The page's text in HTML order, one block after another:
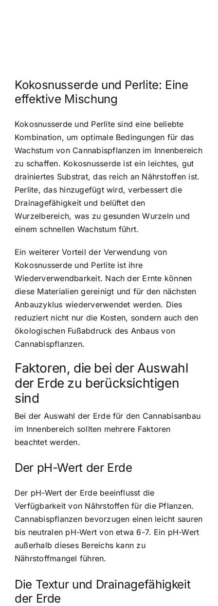
Kokosnusserde und Perlite: Eine
effektive Mischung
Kokosnusserde und Perlite sind eine beliebte
Kombination, um optimale Bedingungen für das
Wachstum von Cannabispflanzen im Innenbereich
zu schaffen. Kokosnusserde ist ein leichtes, gut
drainiertes Substrat, das reich an Nährstoffen ist.
Perlite, das hinzugefügt wird, verbessert die
Drainagefähigkeit und belüftet den
Wurzelbereich, was zu gesunden Wurzeln und
einem schnellen Wachstum führt.
Ein weiterer Vorteil der Verwendung von
Kokosnusserde und Perlite ist ihre
Wiederverwendbarkeit. Nach der Ernte können
diese Materialien gereinigt und für den nächsten
Anbauzyklus wiederverwendet werden. Dies
reduziert nicht nur die Kosten, sondern auch den
ökologischen Fußabdruck des Anbaus von
Cannabispflanzen.
Faktoren, die bei der Auswahl
der Erde zu berücksichtigen
sind
Bei der Auswahl der Erde für den Cannabisanbau
im Innenbereich sollten mehrere Faktoren
beachtet werden.
Der pH-Wert der Erde
Der pH-Wert der Erde beeinflusst die
Verfügbarkeit von Nährstoffen für die Pflanzen.
Cannabispflanzen bevorzugen einen leicht sauren
bis neutralen pH-Wert von etwa 6-7. Ein pH-Wert
außerhalb dieses Bereichs kann zu
Nährstoffmangel führen.
Die Textur und Drainagefähigkeit
der Erde